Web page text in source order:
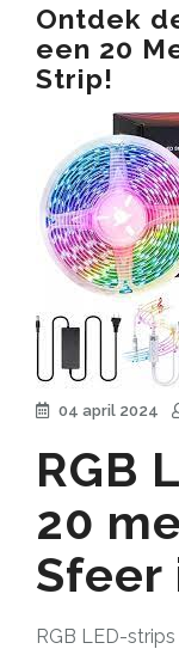
Ontdek
een 20
Strip!
04 april 2024
RGB
20
Sfeer
RGB LED-